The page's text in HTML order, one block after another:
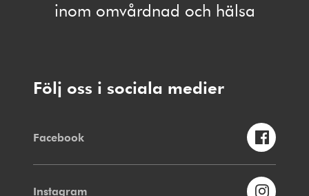
inom omvårdnad och hälsa
Följ oss i sociala medier
Facebook
Instagram